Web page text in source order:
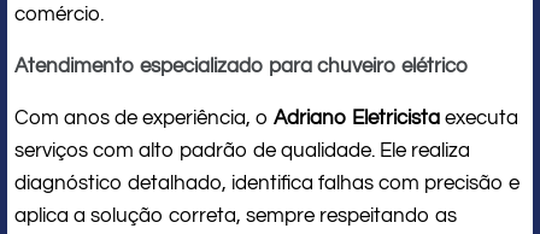
comércio.
Atendimento especializado para chuveiro elétrico
Com anos de experiência, o Adriano Eletricista executa
serviços com alto padrão de qualidade. Ele realiza
diagnóstico detalhado, identifica falhas com precisão e
aplica a solução correta, sempre respeitando as